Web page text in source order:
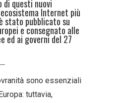
di questi nuovi
Internet più
stato pubblicato su
e consegnato alle
ed ai governi del 27
sono essenziali
tuttavia,